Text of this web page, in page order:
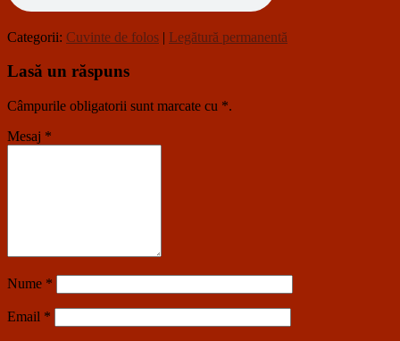
Categorii: Cuvinte de folos | Legătură permanentă
Lasă un răspuns
Câmpurile obligatorii sunt marcate cu *.
Mesaj *
Nume *
Email *